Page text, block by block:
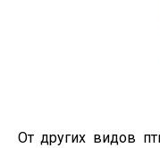
От других видов